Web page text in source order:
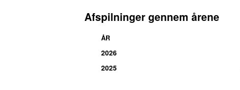
Afspilninger gennem årene
ÅR
2026
2025